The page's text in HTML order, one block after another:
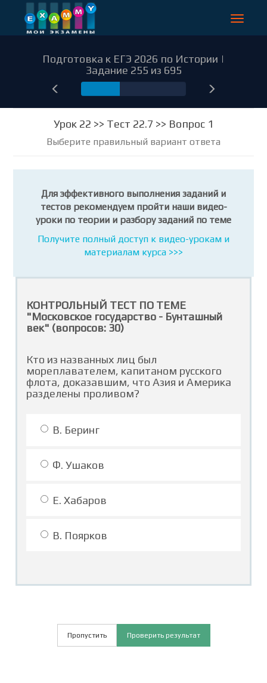
Toggle
Подготовка к ЕГЭ 2026 по Истории |
Задание 255 из 695
Урок 22 >> Тест 22.7 >> Вопрос 1
Выберите правильный вариант ответа
Для эффективного выполнения заданий и
тестов рекомендуем пройти наши видео-
уроки по теории и разбору заданий по теме
Получите полный доступ к видео-урокам и
материалам курса >>>
КОНТРОЛЬНЫЙ ТЕСТ ПО ТЕМЕ
"Московское государство - Бунташный
век" (вопросов: 30)
Кто из названных лиц был
мореплавателем, капитаном русского
флота, доказавшим, что Азия и Америка
разделены проливом?
В. Беринг
Ф. Ушаков
Е. Хабаров
В. Поярков
Пропустить Проверить результат